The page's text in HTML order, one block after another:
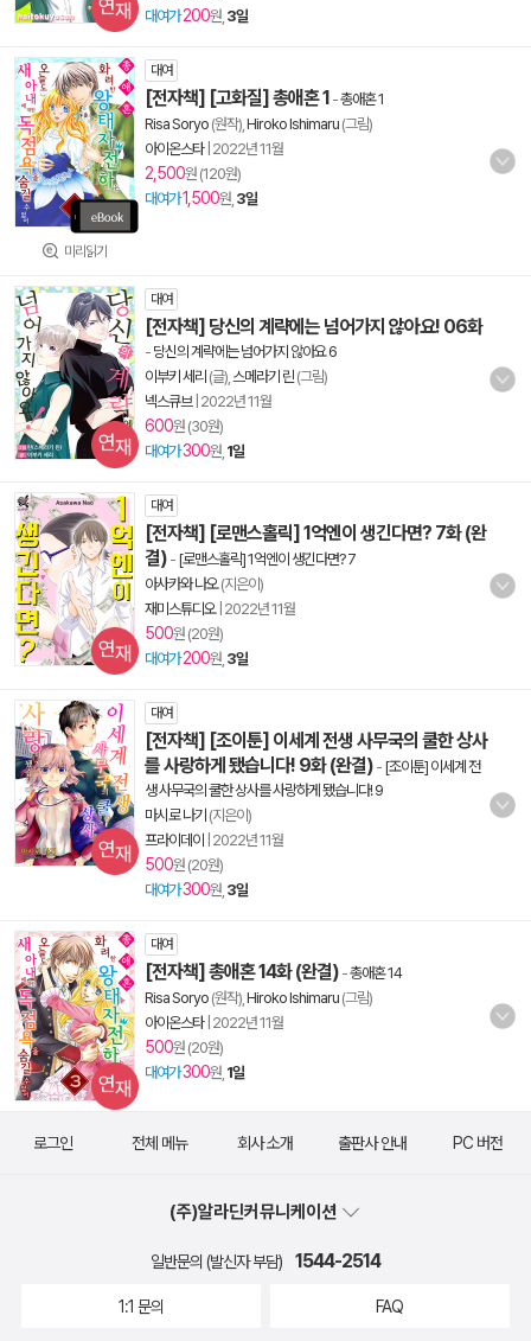
대여가 200원, 3일
미리읽기
대여
[전자책] [고화질] 총애혼 1 -총애혼 1
Risa Soryo (원작), Hiroko Ishimaru (그림)
아이온스타| 2022년 11월
2,500원 (120원)
대여가1,500원, 3일
대여
[전자책] 당신의 계략에는 넘어가지 않아요! 06화
- 당신의 계략에는 넘어가지 않아요 6
이부키 세리 (글), 스메라기 린 (그림)
넥스큐브| 2022년 11월
600원 (30원)
대여가300원, 1일
대여
[전자책] [로맨스홀릭] 1억엔이 생긴다면? 7화 (완
결) - [로맨스홀릭] 1억엔이 생긴다면? 7
아사카와 나오(지은이)
재미스튜디오| 2022년 11월
500원 (20원)
대여가 200원, 3일
대여
[전자책] [조이툰] 이세계 전생 사무국의 쿨한 상사
를 사랑하게 됐습니다! 9화 (완결) - [조이툰] 이세계 전
생 사무국의 쿨한 상사를 사랑하게 됐습니다! 9
마시로 나기 (지은이)
프라이데이
2022년 11월
500원 (20원)
대여가300원, 3일
대여
[전자책] 총애혼 14화 (완결) -총애혼 14
Risa Soryo (원작), Hiroko Ishimaru (그림)
아이온스타| 2022년 11월
500원 (20원)
대여가300원, 1일
로그인 전체 메뉴 회사 소개 출판사 안내 PC 버전
(주)알라딘커뮤니케이션
일반문의 (발신자 부담) 1544-2514
1:1 문의 FAQ